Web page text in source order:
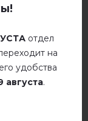
отдел
на
удобства
августа.